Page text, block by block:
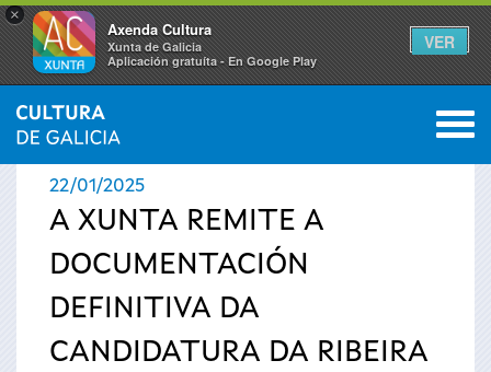
×
Axenda Cultura
Xunta de Galicia
Aplicación gratuíta - En Google Play
VER
Vostede
está
aquí
INICIO › ACTUALIDADE 0
22/01/2025
A XUNTA REMITE A
DOCUMENTACIÓN
DEFINITIVA DA
CANDIDATURA DA RIBEIRA